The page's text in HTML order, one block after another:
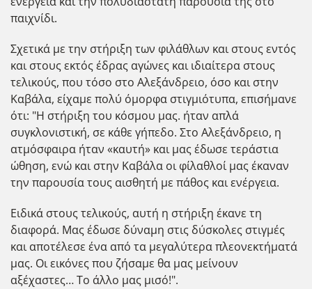
παιχνίδι.
Σχετικά με την στήριξη των φιλάθλων και στους εντός
και στους εκτός έδρας αγώνες και ιδιαίτερα στους
τελικούς, που τόσο στο Αλεξάνδρειο, όσο και στην
Καβάλα, είχαμε πολύ όμορφα στιγμιότυπα, επισήμανε
ότι: "Η στήριξη του κόσμου μας. ήταν απλά
συγκλονιστική, σε κάθε γήπεδο. Στο Αλεξάνδρειο, η
ατμόσφαιρα ήταν «καυτή» και μας έδωσε τεράστια
ώθηση, ενώ και στην Καβάλα οι φίλαθλοί μας έκαναν
την παρουσία τους αισθητή με πάθος και ενέργεια.
Ειδικά στους τελικούς, αυτή η στήριξη έκανε τη
διαφορά. Μας έδωσε δύναμη στις δύσκολες στιγμές
και αποτέλεσε ένα από τα μεγαλύτερα πλεονεκτήματά
μας. Οι εικόνες που ζήσαμε θα μας μείνουν
αξέχαστες… Το άλλο μας μισό!".